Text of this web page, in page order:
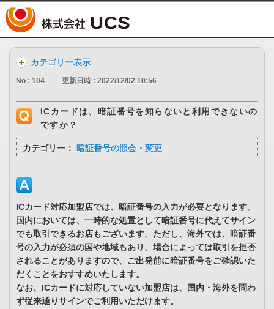
カテゴリー表示
No : 104 更新日時 : 2022/12/02 10:56
ICカードは、暗証番号を知らないと利用できないの
ですか？
カテゴリー： 暗証番号の照会・変更
ICカード対応加盟店では、暗証番号の入力が必要となります。
国内においては、一時的な処置として暗証番号に代えてサイン
でも取引できるお店もございます。ただし、海外では、暗証番
号の入力が必須の国や地域もあり、場合によっては取引を拒否
されることがありますので、ご出発前に暗証番号をご確認いた
だくことをおすすめいたします。
なお、ICカードに対応していない加盟店は、国内・海外を問わ
ず従来通りサインでご利用いただけます。